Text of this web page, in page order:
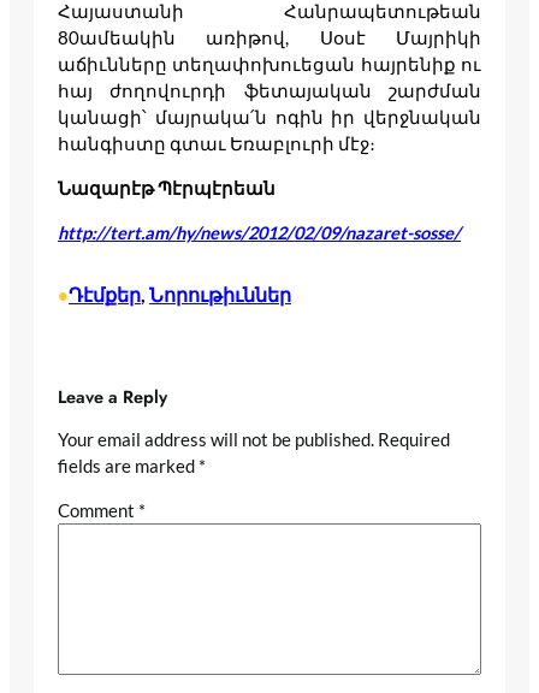
Հայաստանի Հանրապետութեան
80ամեակին առիթով, Սօսէ Մայրիկի
աճիւնները տեղափոխուեցան հայրենիք ու
հայ ժողովուրդի ֆետայական շարժման
կանացի՝ մայրակա՛ն ոգին իր վերջնական
հանգիստը գտաւ Եռաբլուրի մէջ։
Նազարէթ Պէրպէրեան
http://tert.am/hy/news/2012/02/09/nazaret-sosse/
•Դէմքեր, Նորութիւններ
Leave a Reply
Your email address will not be published. Required
fields are marked *
Comment *